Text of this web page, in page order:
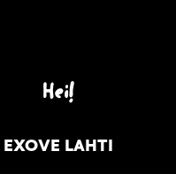
Hei!
EXOVE LAHTI